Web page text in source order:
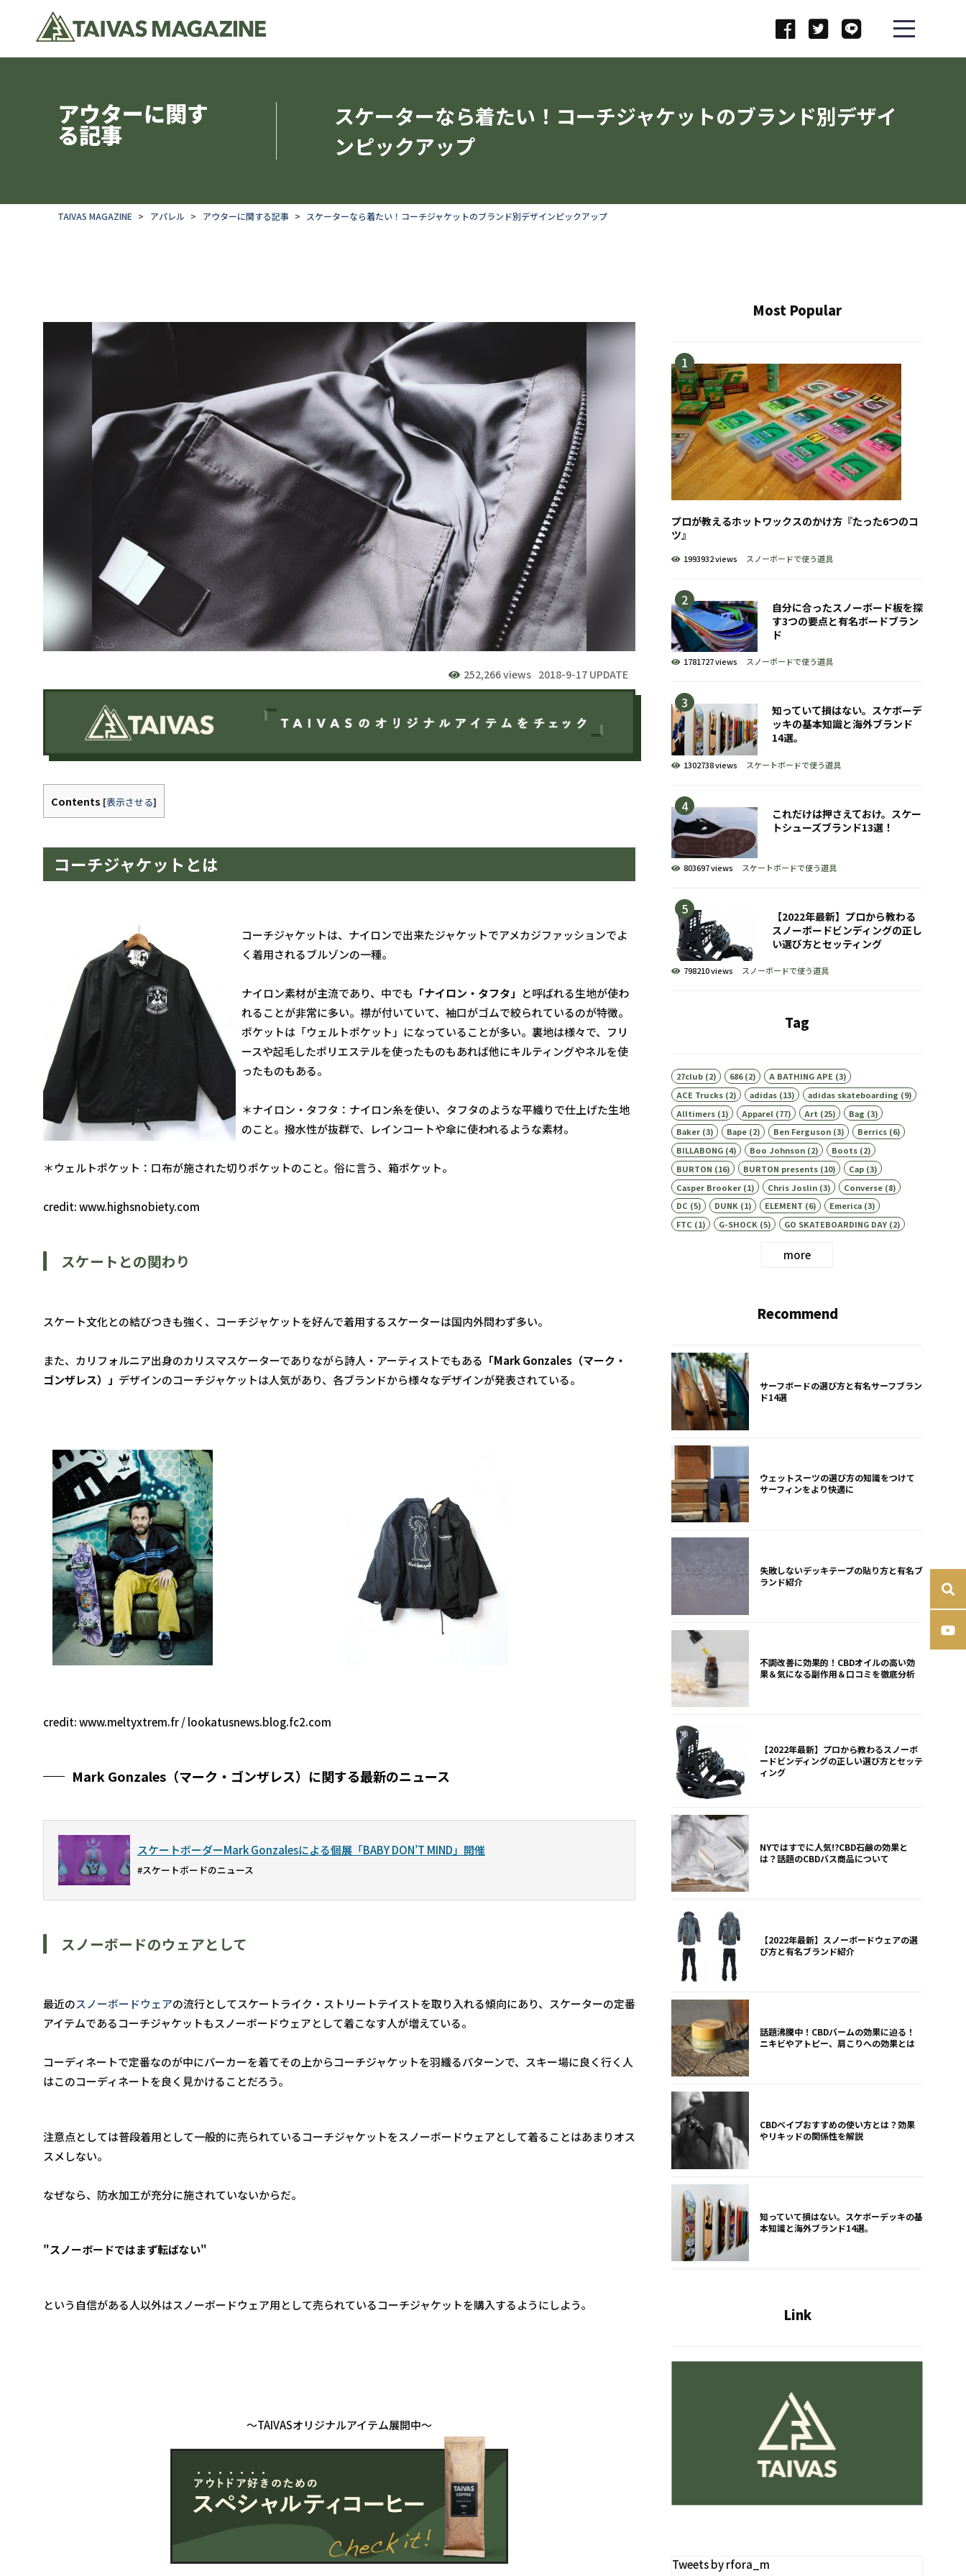
アウターに関す
る記事
スケーターなら着たい！コーチジャケットのブランド別デザイ
ンピックアップ
TAIVAS MAGAZINE アパレル アウターに関する記事 スケーターなら着たい！コーチジャケットのブランド別デザインピックアップ
252,266 views 2018-9-17 UPDATE
Contents [表示させる]
コーチジャケットとは
コーチジャケットは、ナイロンで出来たジャケットでアメカジファッションでよ
く着用されるブルゾンの一種。
ナイロン素材が主流であり、中でも 「ナイロン・タフタ」 と呼ばれる生地が使わ
れることが非常に多い。襟が付いていて、袖口がゴムで絞られているのが特徴。
ポケットは「ウェルトポケット」になっていることが多い。裏地は様々で、フリ
ースや起毛したポリエステルを使ったものもあれば他にキルティングやネルを使
ったものもある。
＊ナイロン・タフタ：ナイロン糸を使い、タフタのような平織りで仕上げた生地
のこと。撥水性が抜群で、レインコートや傘に使われるような素材。
＊ウェルトポケット：口布が施された切りポケットのこと。俗に言う、箱ポケット。
credit: www.highsnobiety.com
スケートとの関わり
スケート文化との結びつきも強く、コーチジャケットを好んで着用するスケーターは国内外問わず多い。
また、カリフォルニア出身のカリスマスケーターでありながら詩人・アーティストでもある 「Mark Gonzales（マーク・
ゴンザレス）」 デザインのコーチジャケットは人気があり、各ブランドから様々なデザインが発表されている。
credit: www.meltyxtrem.fr / lookatusnews.blog.fc2.com
Mark Gonzales（マーク・ゴンザレス）に関する最新のニュース
スケートボーダーMark Gonzalesによる個展「BABY DON’T MIND」開催
#スケートボードのニュース
スノーボードのウェアとして
最近のスノーボードウェアの流行としてスケートライク・ストリートテイストを取り入れる傾向にあり、スケーターの定番
アイテムであるコーチジャケットもスノーボードウェアとして着こなす人が増えている。
コーディネートで定番なのが中にパーカーを着てその上からコーチジャケットを羽織るパターンで、スキー場に良く行く人
はこのコーディネートを良く見かけることだろう。
注意点としては普段着用として一般的に売られているコーチジャケットをスノーボードウェアとして着ることはあまりオス
スメしない。
なぜなら、防水加工が充分に施されていないからだ。
"スノーボードではまず転ばない"
という自信がある人以外はスノーボードウェア用として売られているコーチジャケットを購入するようにしよう。
Most Popular
プロが教えるホットワックスのかけ方『たった6つのコ
ツ』
1993932 views スノーボードで使う道具
自分に合ったスノーボード板を探
す3つの要点と有名ボードブラン
ド
1781727 views スノーボードで使う道具
知っていて損はない。スケボーデ
ッキの基本知識と海外ブランド
14選。
1302738 views スケートボードで使う道具
これだけは押さえておけ。スケー
トシューズブランド13選！
803697 views スケートボードで使う道具
【2022年最新】プロから教わる
スノーボードビンディングの正し
い選び方とセッティング
798210 views スノーボードで使う道具
Tag
27club(2) 686(2) A BATHING APE(3)
ACE Trucks(2) adidas(13) adidas skateboarding (9)
Alltimers(1) Apparel (77) Art (25) Bag (3)
Baker(3) Bape(2) Ben Ferguson(3) Berrics(6)
BILLABONG(4) Boo Johnson(2) Boots(2)
BURTON (16) BURTON presents(10) Cap(3)
Casper Brooker(1) Chris Joslin(3) Converse(8)
DC (5) DUNK(1) ELEMENT (6) Emerica(3)
FTC (1) G-SHOCK (5) GO SKATEBOARDING DAY(2)
more
Recommend
サーフボードの選び方と有名サーフブラン
ド14選
ウェットスーツの選び方の知識をつけて
サーフィンをより快適に
失敗しないデッキテープの貼り方と有名ブ
ランド紹介
不調改善に効果的！CBDオイルの高い効
果＆気になる副作用＆口コミを徹底分析
【2022年最新】プロから教わるスノーボ
ードビンディングの正しい選び方とセッテ
ィング
NYではすでに人気!?CBD石鹸の効果と
は？話題のCBDバス商品について
【2022年最新】スノーボードウェアの選
び方と有名ブランド紹介
話題沸騰中！CBDバームの効果に迫る！
ニキビやアトピー、肩こりへの効果とは
CBDベイプおすすめの使い方とは？効果
やリキッドの関係性を解説
知っていて損はない。スケボーデッキの基
本知識と海外ブランド14選。
Link
Tweets by rfora_m